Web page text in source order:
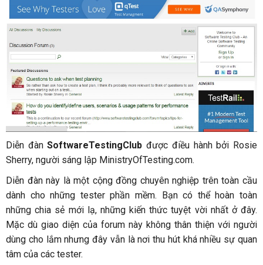
Diễn đànSoftwareTestingClub được điều hành bởi Rosie
Sherry, người sáng lập MinistryOfTesting.com.
Diễn đàn này là một cộng đồng chuyên nghiệp trên toàn cầu
dành cho những tester phần mềm. Bạn có thể hoàn toàn
những chia sẻ mới lạ, những kiến thức tuyệt vời nhất ở đây.
Mặc dù giao diện của forum này không thân thiện với người
dùng cho lắm nhưng đây vẫn là nơi thu hút khá nhiều sự quan
tâm của các tester.